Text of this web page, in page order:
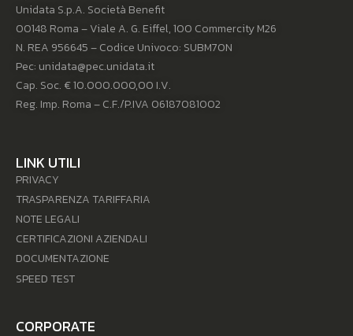
Unidata S.p.A. Società Benefit
00148 Roma – Viale A. G. Eiffel, 100 Commercity M26
N. REA 956645 – Codice Univoco: SUBM70N
Pec: unidata@pec.unidata.it
Cap. Soc. € 10.000.000,00 I.V.
Reg. Imp. Roma – C.F./P.IVA 06187081002
LINK UTILI
PRIVACY
TRASPARENZA TARIFFARIA
NOTE LEGALI
CERTIFICAZIONI AZIENDALI
DOCUMENTAZIONE
SPEED TEST
CORPORATE